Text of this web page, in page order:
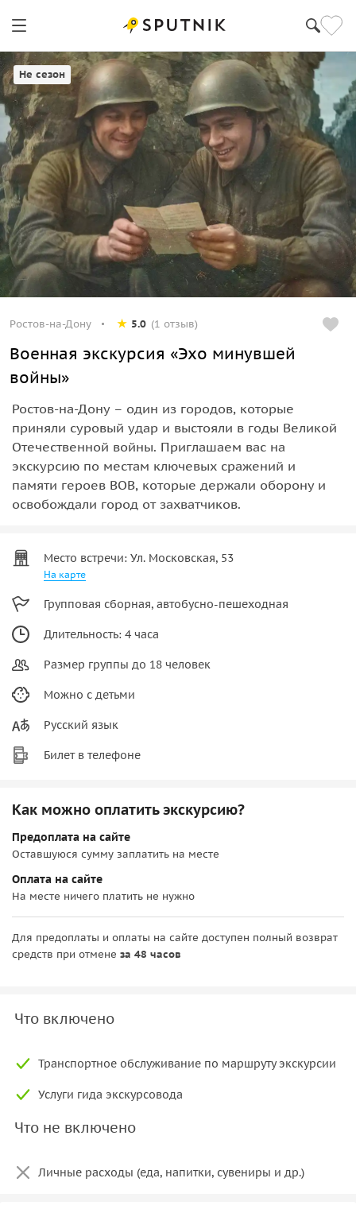
Ростов-на-Дону
Не сезон
Ростов-на-Дону 5.0 (1 отзыв)
Военная экскурсия «Эхо минувшей
войны»
Ростов-на-Дону – один из городов, которые
приняли суровый удар и выстояли в годы Великой
Отечественной войны. Приглашаем вас на
экскурсию по местам ключевых сражений и
памяти героев ВОВ, которые держали оборону и
освобождали город от захватчиков.
Место встречи: Ул. Московская, 53
На карте
Групповая сборная, автобусно-пешеходная
Длительность: 4 часа
Размер группы до 18 человек
Можно с детьми
Русский язык
Билет в телефоне
Как можно оплатить экскурсию?
Предоплата на сайте
Оставшуюся сумму заплатить на месте
Оплата на сайте
На месте ничего платить не нужно
Для предоплаты и оплаты на сайте доступен полный возврат
средств при отмене за 48 часов
Что включено
Транспортное обслуживание по маршруту экскурсии
Услуги гида экскурсовода
Что не включено
Личные расходы (еда, напитки, сувениры и др.)